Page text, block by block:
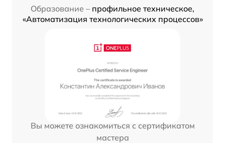
Образование – профильное техническое,
«Автоматизация технологических процессов»
Вы можете ознакомиться с сертификатом
мастера